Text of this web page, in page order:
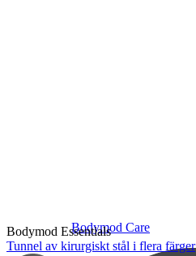
Bodymod Care
Bodymod Essentials
Tunnel av kirurgiskt stål i flera färger